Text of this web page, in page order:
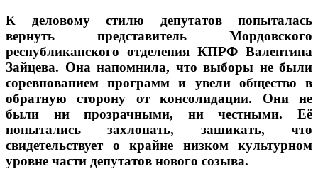
К деловому стилю депутатов попыталась
вернуть представитель Мордовского
республиканского отделения КПРФ Валентина
Зайцева. Она напомнила, что выборы не были
соревнованием программ и увели общество в
обратную сторону от консолидации. Они не
были ни прозрачными, ни честными. Её
попытались захлопать, зашикать, что
свидетельствует о крайне низком культурном
уровне части депутатов нового созыва.